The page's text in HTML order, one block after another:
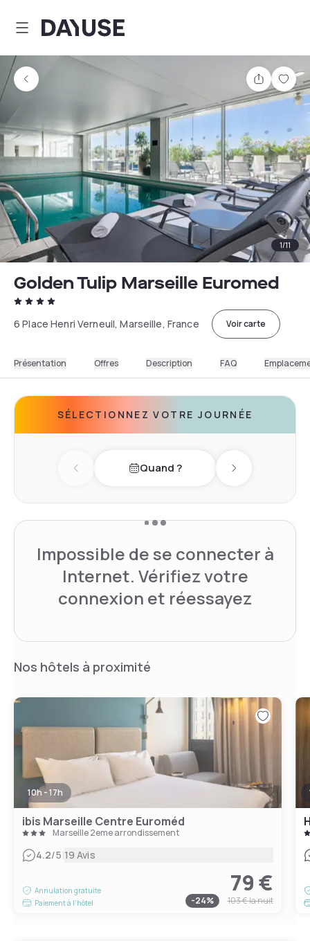
Dayuse
Partager
1/11
Golden Tulip Marseille Euromed
6 Place Henri Verneuil, Marseille, France Voir carte
Présentation Offres Description FAQ
SÉLECTIONNEZ VOTRE JOURNÉE
Previous dayQuand ? Next day
Impossible de se connecter à
Internet. Vérifiez votre
connexion et réessayez
Nos hôtels à proximité
10h - 17h
ibis Marseille Centre Euroméd
Marseille 2eme arrondissement
4.2/5|19 Avis
Annulation gratuite
Paiement à l'hôtel
79 €
-24% 103 €la nuit